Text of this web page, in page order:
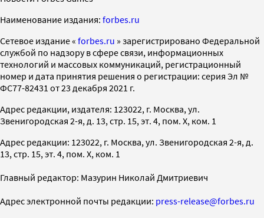
Наименование издания: forbes.ru
Cетевое издание « forbes.ru » зарегистрировано Федеральной
службой по надзору в сфере связи, информационных
технологий и массовых коммуникаций, регистрационный
номер и дата принятия решения о регистрации: серия Эл №
ФС77-82431 от 23 декабря 2021 г.
Адрес редакции, издателя: 123022, г. Москва, ул.
Звенигородская 2-я, д. 13, стр. 15, эт. 4, пом. X, ком. 1
Адрес редакции: 123022, г. Москва, ул. Звенигородская 2-я, д.
13, стр. 15, эт. 4, пом. X, ком. 1
Главный редактор: Мазурин Николай Дмитриевич
Адрес электронной почты редакции: press-release@forbes.ru